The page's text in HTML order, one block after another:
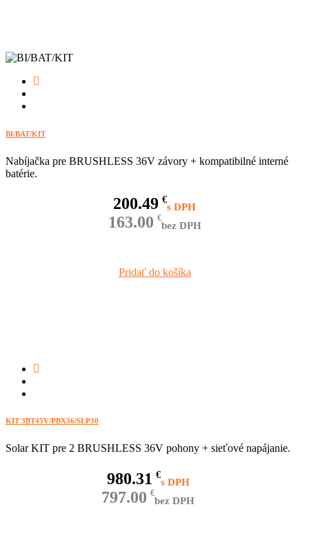
BI/BAT/KIT
Nabíjačka pre BRUSHLESS 36V závory + kompatibilné interné
batérie.
€
200.49
€
163.00 bez DPH
Pridať do košíka
KIT 3BT45V/PBX36/SLP30
Solar KIT pre 2 BRUSHLESS 36V pohony + sieťové napájanie.
€
980.31
€
797.00 bez DPH